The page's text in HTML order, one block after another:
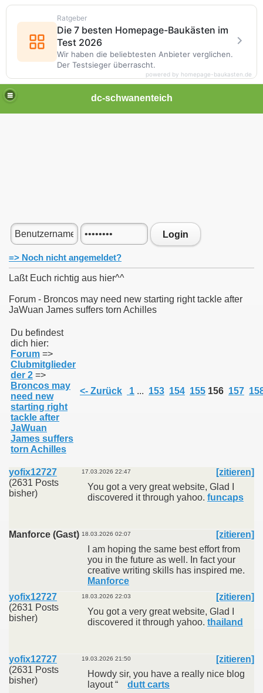
dc-schwanenteich
Login
=> Noch nicht angemeldet?
Laßt Euch richtig aus hier^^
Forum - Broncos may need new starting right tackle after
JaWuan James suffers torn Achilles
Du befindest
dich hier:
Forum =>
Clubmitglieder
der 2 =>
Broncos may
need new
starting right
tackle after
JaWuan
James suffers
torn Achilles
<- Zurück 1 ... 153 154 155 156 157
yofix12727
(2631 Posts
bisher)
17.03.2026 22:47
[zitieren]
You got a very great website, Glad I
discovered it through yahoo. funcaps
Manforce (Gast) 18.03.2026 02:07
[zitieren]
I am hoping the same best effort from
you in the future as well. In fact your
creative writing skills has inspired me.
Manforce
yofix12727
(2631 Posts
bisher)
18.03.2026 22:03
[zitieren]
You got a very great website, Glad I
discovered it through yahoo. thailand
yofix12727
(2631 Posts
bisher)
19.03.2026 21:50
[zitieren]
Howdy sir, you have a really nice blog
layout “ dutt carts
Ratgeber
Die 7 besten Homepage-Baukästen im
Test 2026
Wir haben die beliebtesten Anbieter verglichen.
Der Testsieger überrascht.
powered by homepage-baukasten.de